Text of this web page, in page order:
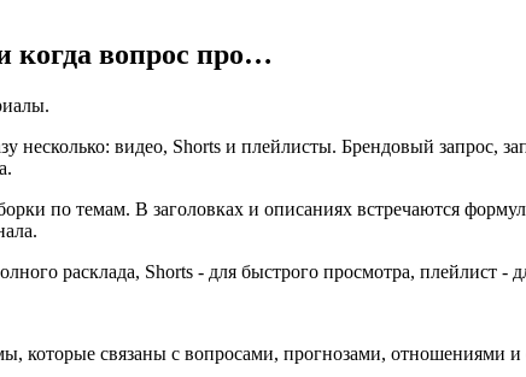
вопрос про…
несколько: видео, Shorts и плейлисты. Брендовый запрос,
по темам. В заголовках и описаниях встречаются
расклада, Shorts - для быстрого просмотра, плейлист -
связаны с вопросами, прогнозами, отношениями и